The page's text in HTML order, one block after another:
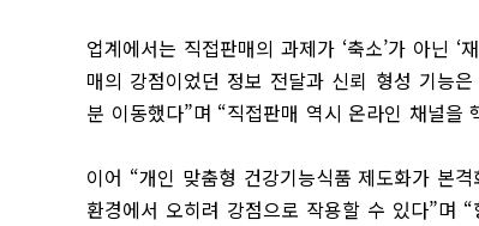
업계에서는 직접판매의 과제가 ‘축소’가 아닌
매의 강점이었던 정보 전달과 신뢰 형성 기능
분 이동했다”며 “직접판매 역시 온라인 채널을
이어 “개인 맞춤형 건강기능식품 제도화가 본
환경에서 오히려 강점으로 작용할 수 있다”며